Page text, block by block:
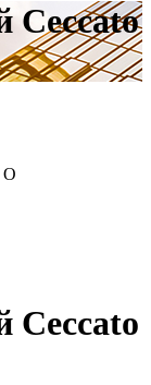
Ceccato
Ceccato